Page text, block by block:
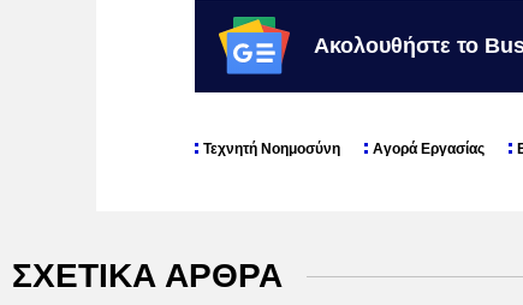
Ακολουθήστε το
Τεχνητή Νοημοσύνη Αγορά Εργασίας
ΣΧΕΤΙΚΑ ΑΡΘΡΑ